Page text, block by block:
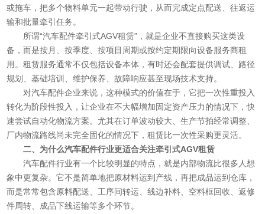
或拖车，把多个物料单元一起带动行驶，从而完成定点配送、往返运
输和批量牵引任务。
所谓“汽车配件牵引式AGV租赁”，就是企业不直接购买这类设
备，而是按月、按季度、按项目周期或按约定期限向设备服务商租
用。租赁服务通常不仅包括设备本体，有时还会配套提供调试、路径
规划、基础培训、维护保养、故障响应甚至现场技术支持。
对汽车配件企业来说，这种模式的价值在于，它把一次性重投入
转化为阶段性投入，让企业在不大幅增加固定资产压力的情况下，快
速尝试自动化物流方案。尤其在订单波动较大、生产节拍经常调整、
厂内物流路线尚未完全固化的情况下，租赁比一次性采购更灵活。
二、为什么汽车配件行业更适合关注牵引式AGV租赁
汽车配件行业有一个比较明显的特点，就是内部物流比很多人想
象中更复杂。它不是简单地把原材料运到产线，再把成品运到仓库，
而是常常包含原料配送、工序间转运、线边补料、空料框回收、返修
件周转、成品下线运输等多个环节。